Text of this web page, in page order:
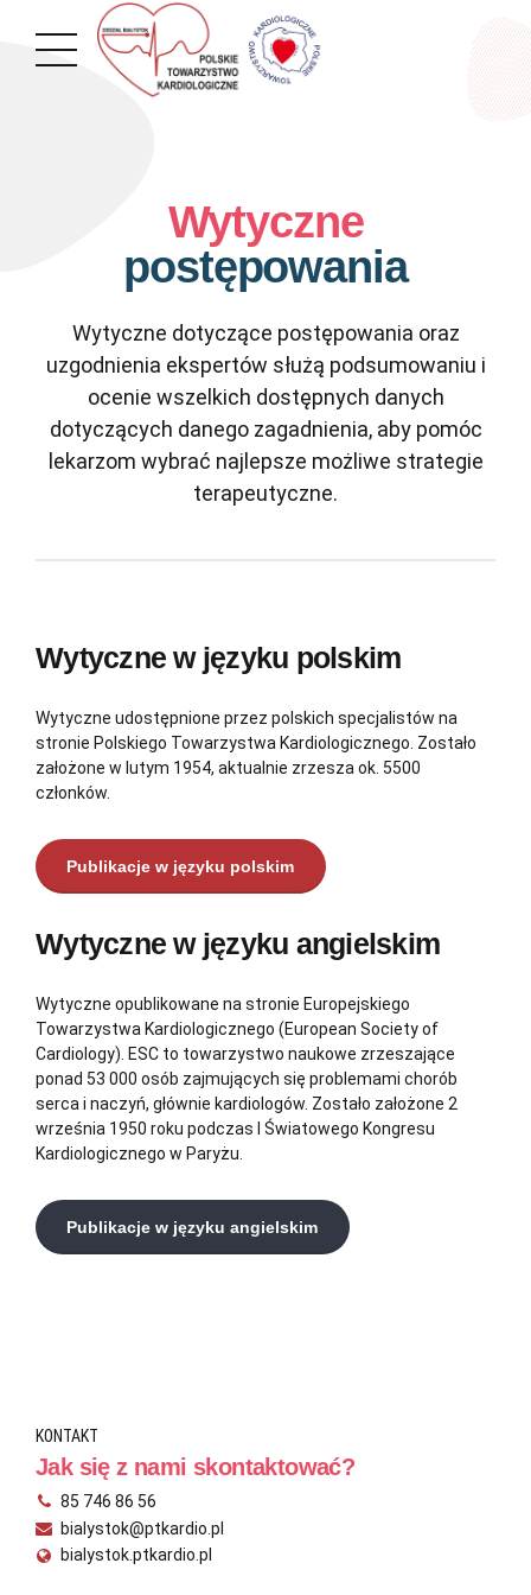
Wytyczne
postępowania
Wytyczne dotyczące postępowania oraz
uzgodnienia ekspertów służą podsumowaniu i
ocenie wszelkich dostępnych danych
dotyczących danego zagadnienia, aby pomóc
lekarzom wybrać najlepsze możliwe strategie
terapeutyczne.
Wytyczne w języku polskim
Wytyczne udostępnione przez polskich specjalistów na
stronie Polskiego Towarzystwa Kardiologicznego. Zostało
założone w lutym 1954, aktualnie zrzesza ok. 5500
członków.
Publikacje w języku polskim
Wytyczne w języku angielskim
Wytyczne opublikowane na stronie Europejskiego
Towarzystwa Kardiologicznego (European Society of
Cardiology). ESC to towarzystwo naukowe zrzeszające
ponad 53 000 osób zajmujących się problemami chorób
serca i naczyń, głównie kardiologów. Zostało założone 2
września 1950 roku podczas I Światowego Kongresu
Kardiologicznego w Paryżu.
Publikacje w języku angielskim
KONTAKT
Jak się z nami skontaktować?
85 746 86 56
bialystok@ptkardio.pl
bialystok.ptkardio.pl